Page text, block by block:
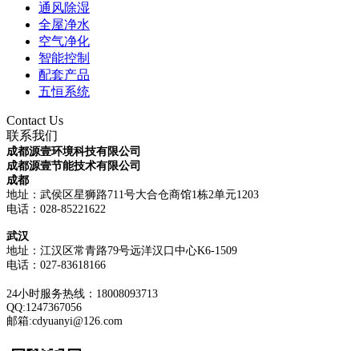
通风除湿
全屋净水
空气净化
智能控制
配套产品
五恒系统
Contact Us
联系我们
成都源壹环境科技有限公司
成都源壹节能技术有限公司
成都
地址：武侯区星狮路711号大合仓商馆1栋2单元1203
电话：028-85221622
武汉
地址：江汉区常青路79号远洋汉口中心K6-1509
电话： 027-83618166
24小时服务热线：18008093713
QQ:1247367056
邮箱:cdyuanyi@126.com